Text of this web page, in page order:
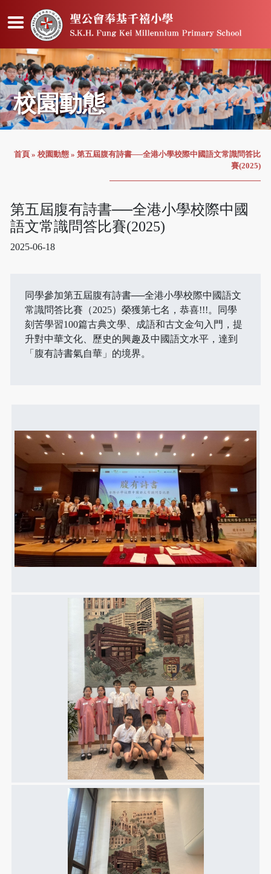
校園動態
首頁 » 校園動態 » 第五屆腹有詩書──全港小學校際中國語文常識問答比
賽(2025)
第五屆腹有詩書──全港小學校際中國
語文常識問答比賽(2025)
2025-06-18
同學參加第五屆腹有詩書──全港小學校際中國語文
常識問答比賽（2025）榮獲第七名，恭喜!!!。同學
刻苦學習100篇古典文學、成語和古文金句入門，提
升對中華文化、歷史的興趣及中國語文水平，達到
「腹有詩書氣自華」的境界。